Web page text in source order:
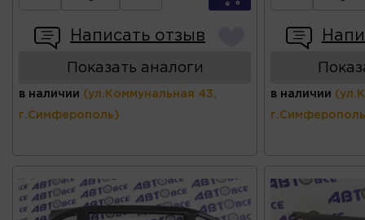
Написать отзыв
Показать аналоги
в наличии (ул.Коммунальная 43,
г.Симферополь)
в наличии